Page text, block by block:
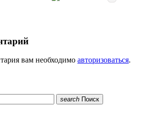
вам необходимо авторизоваться.
search Поиск